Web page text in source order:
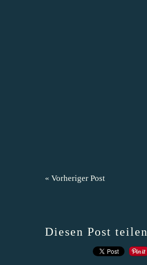
« Vorheriger Post
Diesen Post teilen